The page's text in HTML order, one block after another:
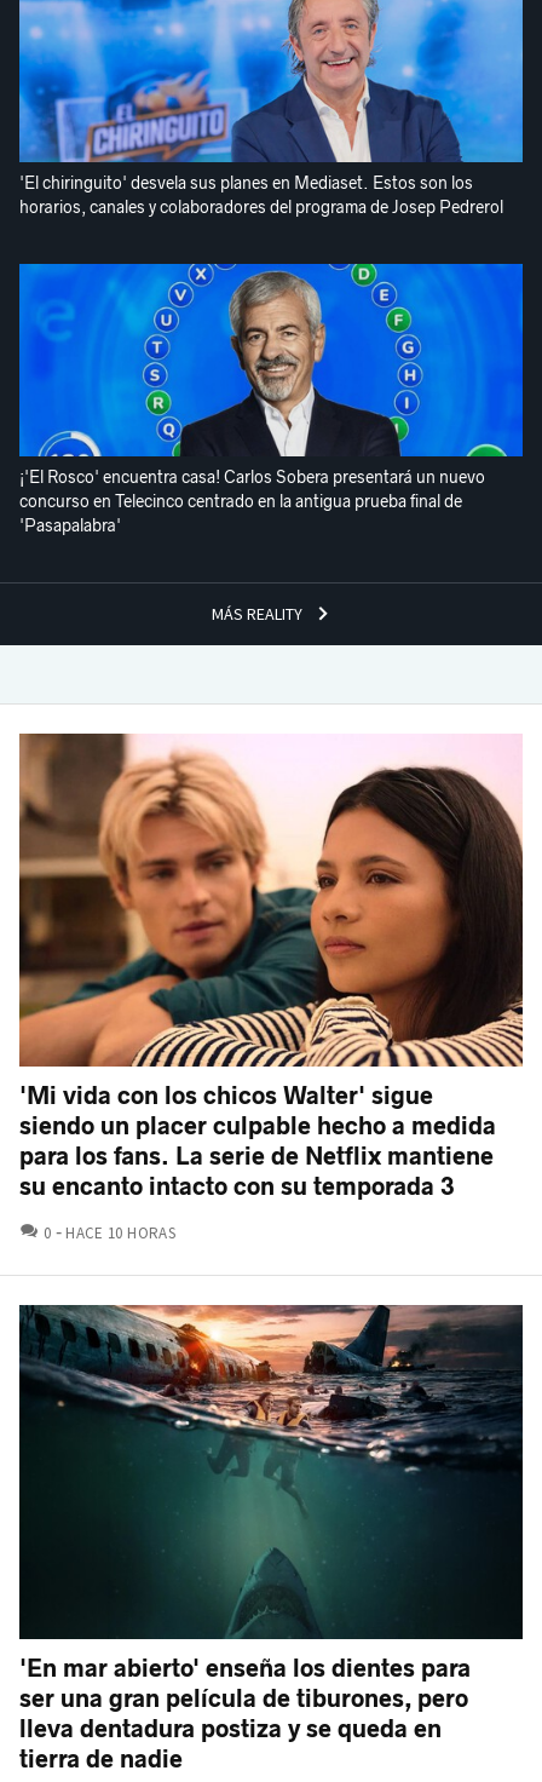
MÁS REALITY
'El chiringuito' desvela sus planes en Mediaset. Estos son los
horarios, canales y colaboradores del programa de Josep Pedrerol
¡'El Rosco' encuentra casa! Carlos Sobera presentará un nuevo
concurso en Telecinco centrado en la antigua prueba final de
'Pasapalabra'
'Mi vida con los chicos Walter' sigue
siendo un placer culpable hecho a medida
para los fans. La serie de Netflix mantiene
su encanto intacto con su temporada 3
0 COMENTARIOS
HACE 10 HORAS
'En mar abierto' enseña los dientes para
ser una gran película de tiburones, pero
lleva dentadura postiza y se queda en
tierra de nadie